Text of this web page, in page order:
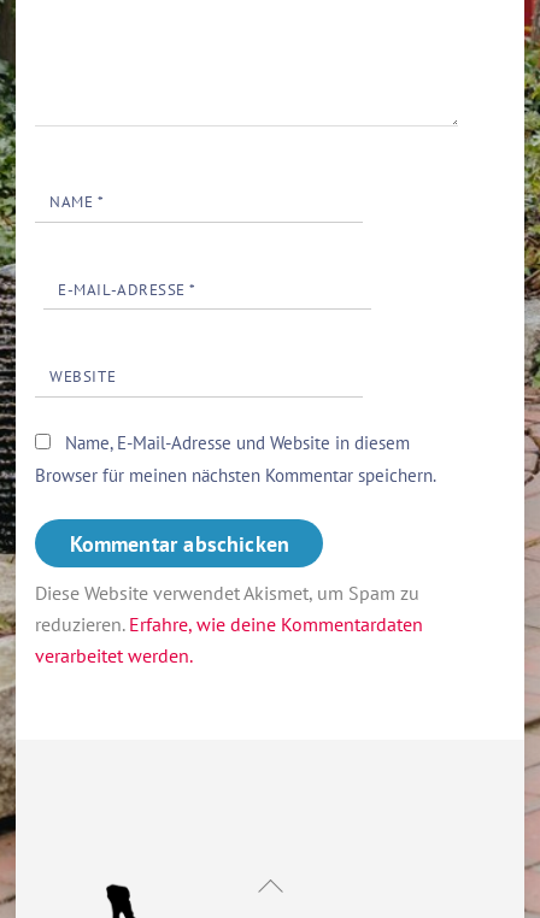
NAME *
E-MAIL-ADRESSE*
WEBSITE
Name, E-Mail-Adresse und Website in diesem
Browser für meinen nächsten Kommentar speichern.
Diese Website verwendet Akismet, um Spam zu
reduzieren. Erfahre, wie deine Kommentardaten
verarbeitet werden.
Back